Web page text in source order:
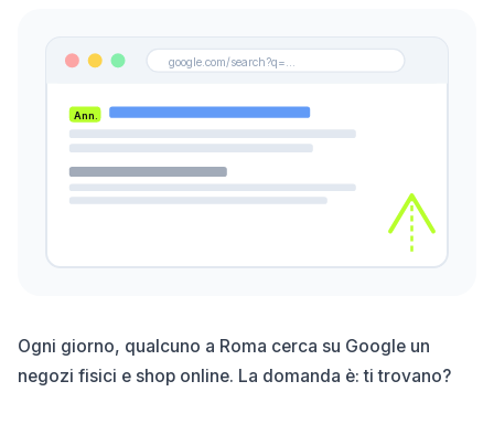
google.com/search?q=...
Ann.
Ogni giorno, qualcuno a Roma cerca su Google un
negozi fisici e shop online. La domanda è: ti trovano?